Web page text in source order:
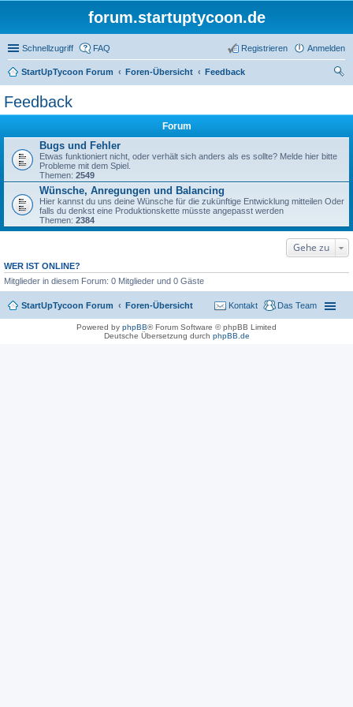
forum.startuptycoon.de
Schnellzugriff FAQ Anmelden
Registrieren
StartUpTycoon Forum Foren-Übersicht
Feedback
Feedback
Forum
Bugs und Fehler
Etwas funktioniert nicht, oder verhält sich anders als es sollte? Melde hier bitte
Probleme mit dem Spiel.
Themen: 2549
Wünsche, Anregungen und Balancing
Hier kannst du uns deine Wünsche für die zukünftige Entwicklung mitteilen Oder
falls du denkst eine Produktionskette müsste angepasst werden
Themen: 2384
Gehe zu
WER IST ONLINE?
Mitglieder in diesem Forum: 0 Mitglieder und 0 Gäste
StartUpTycoon Forum Foren-Übersicht Das Team
Kontakt
Powered by phpBB® Forum Software © phpBB Limited
Deutsche Übersetzung durch phpBB.de